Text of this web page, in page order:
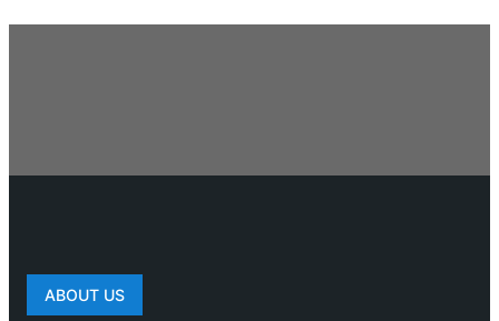
ABOUT US